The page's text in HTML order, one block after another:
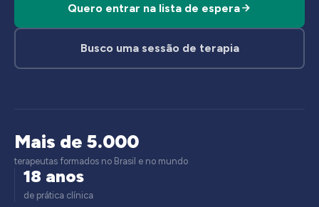
Quero entrar na lista de espera
Busco uma sessão de terapia
Mais de 5.000
terapeutas formados no Brasil e no mundo
18 anos
de prática clínica